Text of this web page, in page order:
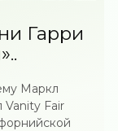
Гарри
Маркл
Fair